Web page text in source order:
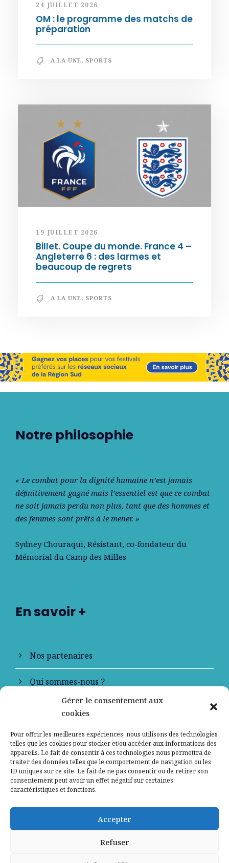
Gérer le consentement aux
cookies
Pour offrir les meilleures expériences, nous utilisons des technologies
telles que les cookies pour stocker et/ou accéder aux informations des
appareils. Le fait de consentir à ces technologies nous permettra de
traiter des données telles que le comportement de navigation ou les
ID uniques sur ce site. Le fait de ne pas consentir ou de retirer son
consentement peut avoir un effet négatif sur certaines
caractéristiques et fonctions.
Accepter
Refuser
24 JUILLET 2026
OM : le programme des matchs de
préparation
A LA UNE, SPORTS
19 JUILLET 2026
Billet. Coupe du monde. France 4 –
Angleterre 6 : des larmes et
beaucoup de regrets
A LA UNE, SPORTS
Notre philosophie
« Le combat pour la dignité humaine n’est jamais
déﬁnitivement gagné mais l’essentiel est que ce combat
ne soit jamais perdu non plus, tant que des hommes et
des femmes sont prêts à le mener. »
Sydney Chouraqui, Résistant, co-fondateur du
Mémorial du Camp des Milles
En savoir +
Nos partenaires
Qui sommes-nous ?
Contactez-nous
Mentions légales
Politique de confidentialité